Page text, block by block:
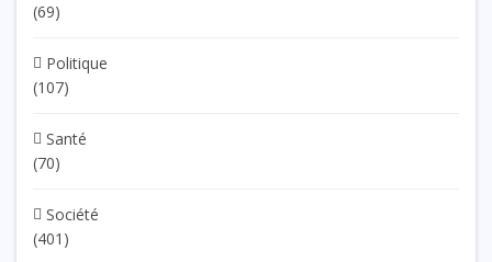
(69)
Politique
(107)
Santé
(70)
Société
(401)